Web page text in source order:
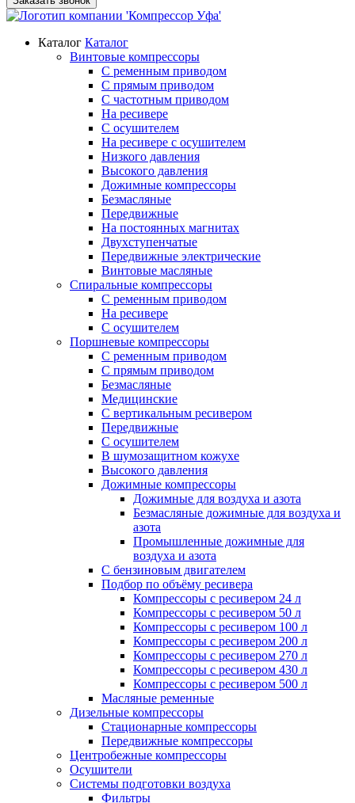
Каталог Каталог
Винтовые компрессоры
С ременным приводом
С прямым приводом
С частотным приводом
На ресивере
С осушителем
На ресивере с осушителем
Низкого давления
Высокого давления
Дожимные компрессоры
Безмасляные
Передвижные
На постоянных магнитах
Двухступенчатые
Передвижные электрические
Винтовые масляные
Спиральные компрессоры
С ременным приводом
На ресивере
С осушителем
Поршневые компрессоры
С ременным приводом
С прямым приводом
Безмасляные
Медицинские
С вертикальным ресивером
Передвижные
С осушителем
В шумозащитном кожухе
Высокого давления
Дожимные компрессоры
Дожимные для воздуха и азота
Безмасляные дожимные для воздуха и
азота
Промышленные дожимные для
воздуха и азота
С бензиновым двигателем
Подбор по объёму ресивера
Компрессоры с ресивером 24 л
Компрессоры с ресивером 50 л
Компрессоры с ресивером 100 л
Компрессоры с ресивером 200 л
Компрессоры с ресивером 270 л
Компрессоры с ресивером 430 л
Компрессоры с ресивером 500 л
Масляные ременные
Дизельные компрессоры
Стационарные компрессоры
Передвижные компрессоры
Центробежные компрессоры
Осушители
Системы подготовки воздуха
Фильтры